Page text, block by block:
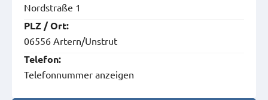
Nordstraße 1
PLZ / Ort:
06556 Artern/Unstrut
Telefon:
Telefonnummer anzeigen